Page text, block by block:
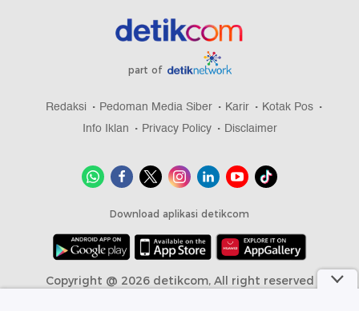
part of
Redaksi Pedoman Media Siber Karir
Kotak Pos
Info Iklan
Privacy Policy Disclaimer
Download aplikasi detikcom
Copyright @ 2026 detikcom, All right reserved